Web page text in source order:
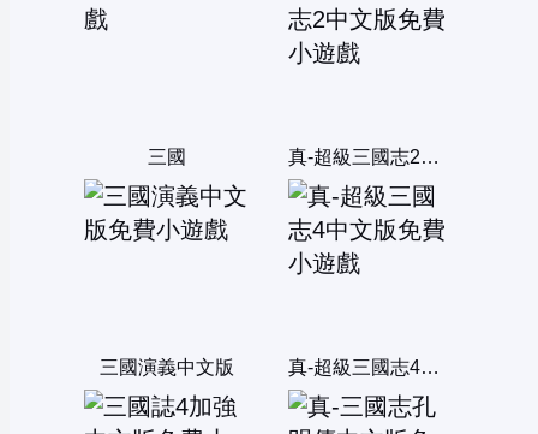
三國 真-超級三國志2中文版
三國演義中文版 真-超級三國志4中文版